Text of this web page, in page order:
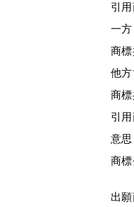
引
一
商
他
商
引
意思
商
出